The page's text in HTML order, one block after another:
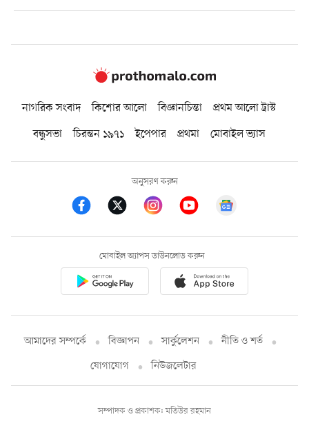
নাগরিক সংবাদ কিশোর আলো বিজ্ঞানচিন্তা
প্রথম আলো ট্রাস্ট
বন্ধুসভা
চিরন্তন ১৯৭১ ইপেপার প্রথমা মোবাইল ভ্যাস
অনুসরণ করুন
মোবাইল অ্যাপস ডাউনলোড করুন
আমাদের সম্পর্কে বিজ্ঞাপন সার্কুলেশন
নীতি ও শর্ত
যোগাযোগ
নিউজলেটার
সম্পাদক ও প্রকাশক: মতিউর রহমান